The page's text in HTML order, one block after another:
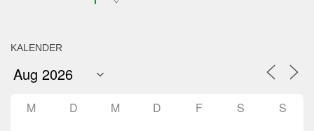
KALENDER
M D M D F S S